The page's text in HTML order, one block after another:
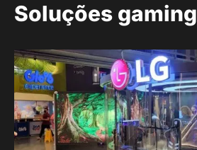
Soluções gaming